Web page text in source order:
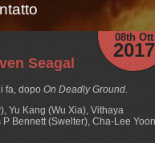
08th Ott
2017
Seagal
fa, dopo On Deadly Ground.
Yu Kang (Wu Xia), Vithaya
P Bennett (Swelter), Cha-Lee Yoon